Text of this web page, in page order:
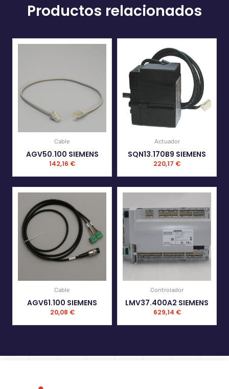
Productos relacionados
Cable
AGV50.100 SIEMENS
142,16 €
Actuador
SQN13.170B9 SIEMENS
220,17 €
Cable
AGV61.100 SIEMENS
20,08 €
Controlador
LMV37.400A2 SIEMENS
629,14 €